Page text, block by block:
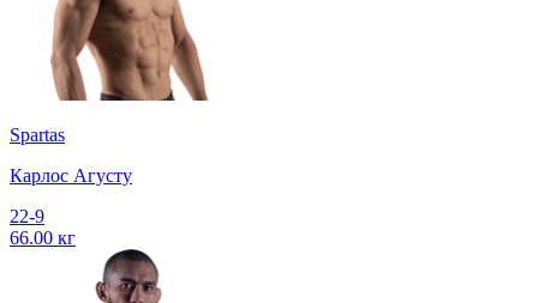
Spartas
Карлос Агусту
22-9
66.00 кг